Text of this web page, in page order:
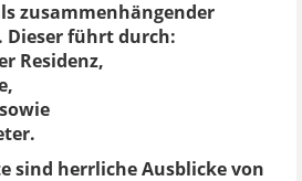
zusammenhängender
Dieser führt durch:
Residenz,
sind herrliche Ausblicke von